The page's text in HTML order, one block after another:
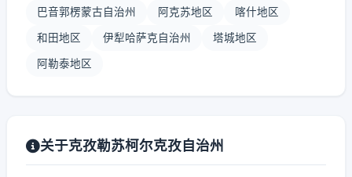
巴音郭楞蒙古自治州 阿克苏地区 喀什地区
和田地区 伊犁哈萨克自治州 塔城地区
阿勒泰地区
关于克孜勒苏柯尔克孜自治州